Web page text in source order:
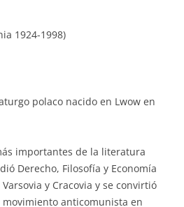
1924-1998)
polaco nacido en Lwow en
importantes de la literatura
Derecho, Filosofía y Economía
y Cracovia y se convirtió
anticomunista en